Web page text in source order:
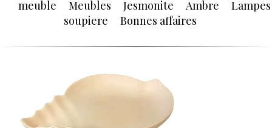
meuble
Meubles Jesmonite Ambre
Lampes
soupiere
Bonnes affaires